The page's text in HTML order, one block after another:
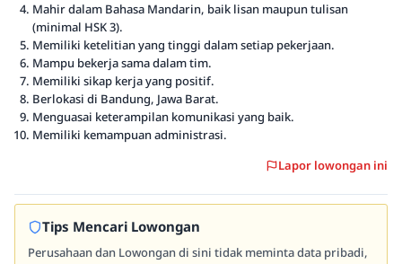
Mahir dalam Bahasa Mandarin, baik lisan maupun tulisan
(minimal HSK 3).
Memiliki ketelitian yang tinggi dalam setiap pekerjaan.
Mampu bekerja sama dalam tim.
Memiliki sikap kerja yang positif.
Berlokasi di Bandung, Jawa Barat.
Menguasai keterampilan komunikasi yang baik.
Memiliki kemampuan administrasi.
Lapor lowongan ini
Tips Mencari Lowongan
Perusahaan dan Lowongan di sini tidak meminta data pribadi,